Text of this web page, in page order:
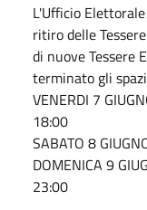
L'Ufficio
ritiro delle
di nuove Tessere
terminato gli
VENERDI 7
18:00
SABATO 8
DOMENICA 9
23:00